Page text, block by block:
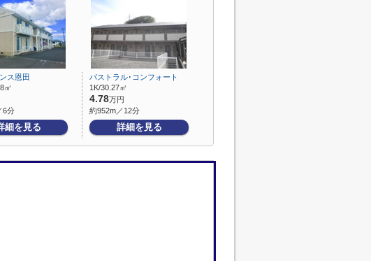
ス恩田
㎡
6分
細を見る
パストラル･コンフォート
1K/30.27㎡
4.78万円
約952m／12分
詳細を見る